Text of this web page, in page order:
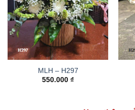
MLH – H297
550.000 ₫